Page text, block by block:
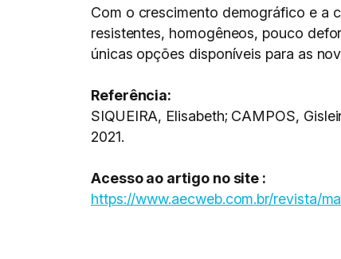
Com o crescimento demográfico e a
resistentes, homogêneos, pouco
únicas opções disponíveis para as
Referência:
SIQUEIRA, Elisabeth; CAMPOS,
2021.
Acesso ao artigo no site :
https://www.aecweb.com.br/revista/